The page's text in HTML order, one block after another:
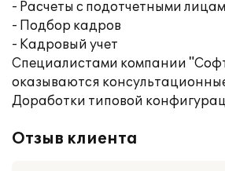
- Расчеты с подотчетными
- Подбор кадров
- Кадровый учет
Специалистами компании
оказываются
Доработки типовой
Отзыв клиента